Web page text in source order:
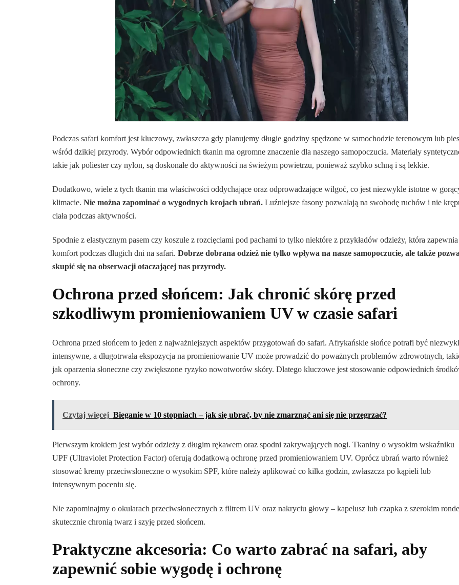
Podczas safari komfort jest kluczowy, zwłaszcza gdy planujemy długie godziny spędzone w samochodzie terenowym lub
wśród dzikiej przyrody. Wybór odpowiednich tkanin ma ogromne znaczenie dla naszego samopoczucia. Materiały
takie jak poliester czy nylon, są doskonałe do aktywności na świeżym powietrzu, ponieważ szybko schną i są lekkie.
Dodatkowo, wiele z tych tkanin ma właściwości oddychające oraz odprowadzające wilgoć, co jest niezwykle istotne w
klimacie. Nie można zapominać o wygodnych krojach ubrań. Luźniejsze fasony pozwalają na swobodę ruchów i nie
ciała podczas aktywności.
Spodnie z elastycznym pasem czy koszule z rozcięciami pod pachami to tylko niektóre z przykładów odzieży, która zapewnia
komfort podczas długich dni na safari. Dobrze dobrana odzież nie tylko wpływa na nasze samopoczucie, ale także
skupić się na obserwacji otaczającej nas przyrody.
Ochrona przed słońcem: Jak chronić skórę przed
szkodliwym promieniowaniem UV w czasie safari
Ochrona przed słońcem to jeden z najważniejszych aspektów przygotowań do safari. Afrykańskie słońce potrafi być
intensywne, a długotrwała ekspozycja na promieniowanie UV może prowadzić do poważnych problemów zdrowotnych,
jak oparzenia słoneczne czy zwiększone ryzyko nowotworów skóry. Dlatego kluczowe jest stosowanie odpowiednich
ochrony.
Czytaj więcej Bieganie w 10 stopniach – jak się ubrać, by nie zmarznąć ani się nie przegrzać?
Pierwszym krokiem jest wybór odzieży z długim rękawem oraz spodni zakrywających nogi. Tkaniny o wysokim wskaźniku
UPF (Ultraviolet Protection Factor) oferują dodatkową ochronę przed promieniowaniem UV. Oprócz ubrań warto również
stosować kremy przeciwsłoneczne o wysokim SPF, które należy aplikować co kilka godzin, zwłaszcza po kąpieli lub
intensywnym poceniu się.
Nie zapominajmy o okularach przeciwsłonecznych z filtrem UV oraz nakryciu głowy – kapelusz lub czapka z szerokim
skutecznie chronią twarz i szyję przed słońcem.
Praktyczne akcesoria: Co warto zabrać na safari, aby
zapewnić sobie wygodę i ochronę